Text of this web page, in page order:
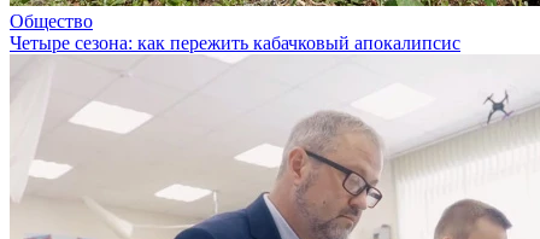
Общество
Четыре сезона: как пережить кабачковый апокалипсис